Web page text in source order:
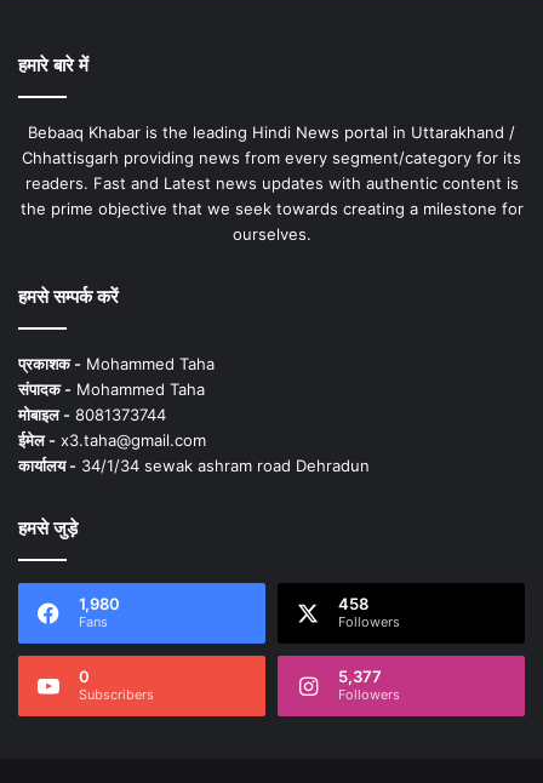
हमारे बारे में
Bebaaq Khabar is the leading Hindi News portal in Uttarakhand /
Chhattisgarh providing news from every segment/category for its
readers. Fast and Latest news updates with authentic content is
the prime objective that we seek towards creating a milestone for
ourselves.
हमसे सम्पर्क करें
प्रकाशक - Mohammed Taha
संपादक - Mohammed Taha
मोबाइल - 8081373744
ईमेल - x3.taha@gmail.com
कार्यालय - 34/1/34 sewak ashram road Dehradun
हमसे जुड़े
1,980
Fans
458
Followers
0
Subscribers
5,377
Followers